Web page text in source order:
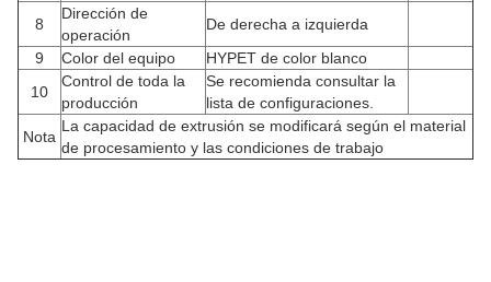
8
Dirección de
operación
De derecha a izquierda
9
Color del equipo
HYPET de color blanco
10
Control de toda la
producción
Se recomienda consultar la
lista de configuraciones.
Nota
La capacidad de extrusión se modificará según el material
de procesamiento y las condiciones de trabajo